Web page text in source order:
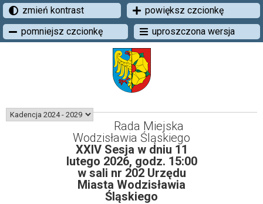
zmień kontrast
powiększ czcionkę
pomniejsz czcionkę
uproszczona wersja
Rada Miejska
Wodzisławia Śląskiego
XXIV Sesja w dniu 11
lutego 2026, godz. 15:00
w sali nr 202 Urzędu
Miasta Wodzisławia
Śląskiego